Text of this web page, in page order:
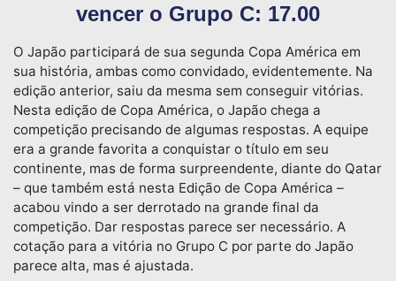
vencer o Grupo C: 17.00
O Japão participará de sua segunda Copa América em
sua história, ambas como convidado, evidentemente. Na
edição anterior, saiu da mesma sem conseguir vitórias.
Nesta edição de Copa América, o Japão chega a
competição precisando de algumas respostas. A equipe
era a grande favorita a conquistar o título em seu
continente, mas de forma surpreendente, diante do Qatar
– que também está nesta Edição de Copa América –
acabou vindo a ser derrotado na grande final da
competição. Dar respostas parece ser necessário. A
cotação para a vitória no Grupo C por parte do Japão
parece alta, mas é ajustada.